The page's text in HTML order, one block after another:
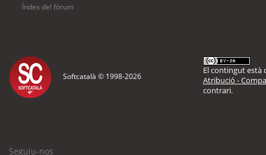
Índex del fòrum
Softcatalà © 1998-2026
El contingut està
Atribució -
contrari.
Seguiu-nos